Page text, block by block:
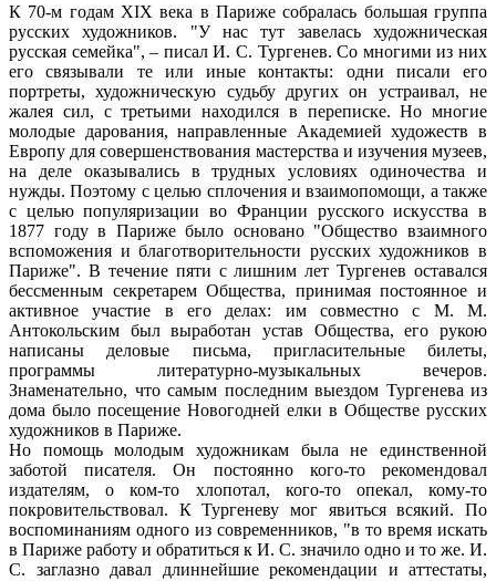
К 70-м годам XIX века в Париже собралась большая группа
русских художников. "У нас тут завелась художническая
русская семейка", – писал И. С. Тургенев. Со многими из них
его связывали те или иные контакты: одни писали его
портреты, художническую судьбу других он устраивал, не
жалея сил, с третьими находился в переписке. Но многие
молодые дарования, направленные Академией художеств в
Европу для совершенствования мастерства и изучения музеев,
на деле оказывались в трудных условиях одиночества и
нужды. Поэтому с целью сплочения и взаимопомощи, а также
с целью популяризации во Франции русского искусства в
1877 году в Париже было основано "Общество взаимного
вспоможения и благотворительности русских художников в
Париже". В течение пяти с лишним лет Тургенев оставался
бессменным секретарем Общества, принимая постоянное и
активное участие в его делах: им совместно с М. М.
Антокольским был выработан устав Общества, его рукою
написаны деловые письма, пригласительные билеты,
программы литературно-музыкальных вечеров.
Знаменательно, что самым последним выездом Тургенева из
дома было посещение Новогодней елки в Обществе русских
художников в Париже.
Но помощь молодым художникам была не единственной
заботой писателя. Он постоянно кого-то рекомендовал
издателям, о ком-то хлопотал, кого-то опекал, кому-то
покровительствовал. К Тургеневу мог явиться всякий. По
воспоминаниям одного из современников, "в то время искать
в Париже работу и обратиться к И. С. значило одно и то же. И.
С. заглазно давал длиннейшие рекомендации и аттестаты,